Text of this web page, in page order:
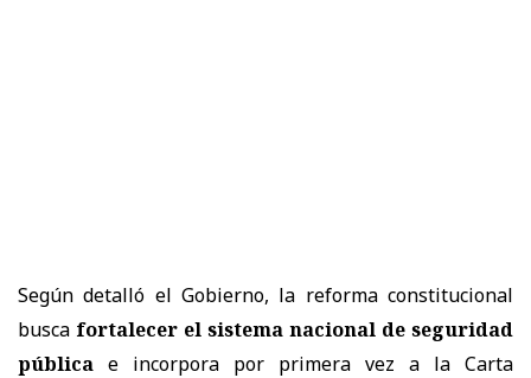
Según detalló el Gobierno, la reforma constitucional
busca fortalecer el sistema nacional de seguridad
pública e incorpora por primera vez a la Carta